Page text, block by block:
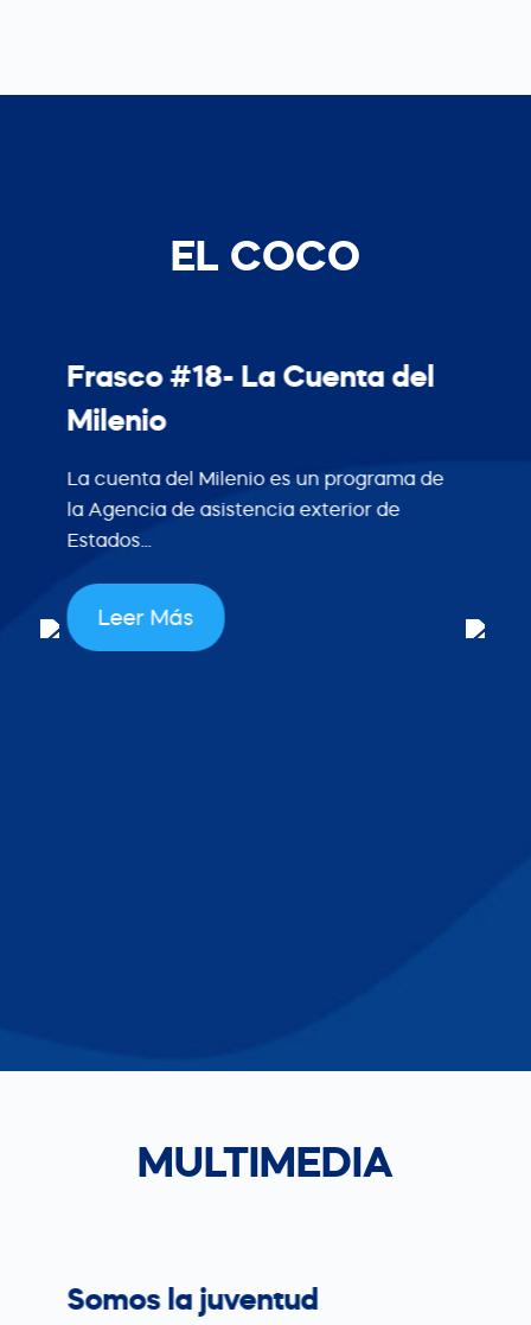
EL COCO
Frasco #18- La Cuenta del
Milenio
La cuenta del Milenio es un programa de
la Agencia de asistencia exterior de
Estados...
Leer Más
MULTIMEDIA
Somos la juventud